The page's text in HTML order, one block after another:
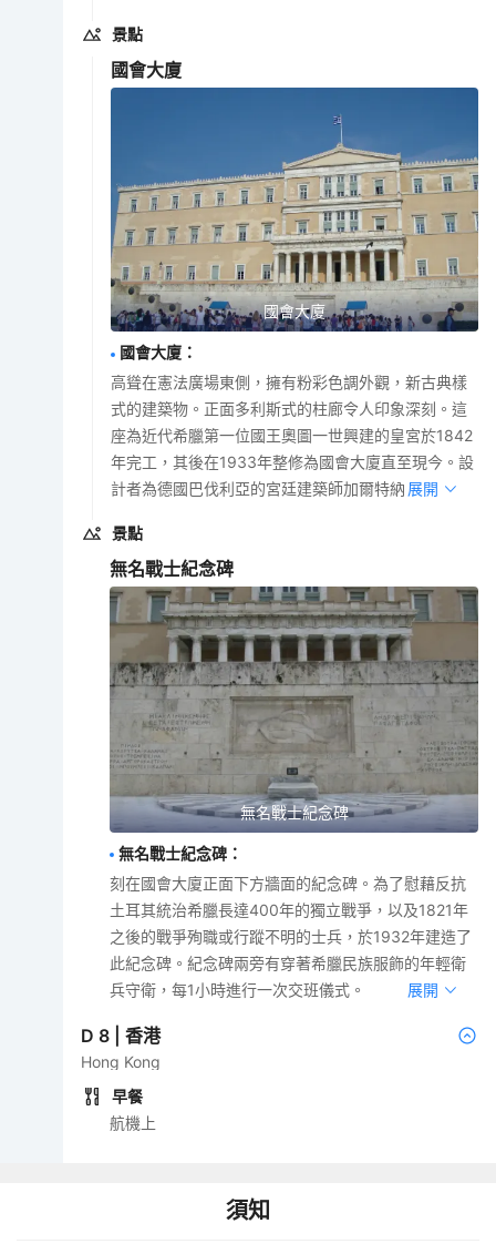
景點
國會大廈
國會大廈
國會大廈 ：
高聳在憲法廣場東側，擁有粉彩色調外觀，新古典樣
式的建築物。正面多利斯式的柱廊令人印象深刻。這
座為近代希臘第一位國王奧圖一世興建的皇宮於1842
年完工，其後在1933年整修為國會大廈直至現今。設
計者為德國巴伐利亞的宮廷建築師加爾特納。展開
景點
無名戰士紀念碑
無名戰士紀念碑
無名戰士紀念碑 ：
刻在國會大廈正面下方牆面的紀念碑。為了慰藉反抗
土耳其統治希臘長達400年的獨立戰爭，以及1821年
之後的戰爭殉職或行蹤不明的士兵，於1932年建造了
此紀念碑。紀念碑兩旁有穿著希臘民族服飾的年輕衛
兵守衛，每1小時進行一次交班儀式。
展開
D 8 |香港
Hong Kong
早餐
航機上
須知